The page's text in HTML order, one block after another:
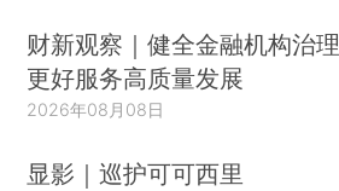
财新观察｜健全金融机构治理
更好服务高质量发展
2026年08月08日
显影｜巡护可可西里